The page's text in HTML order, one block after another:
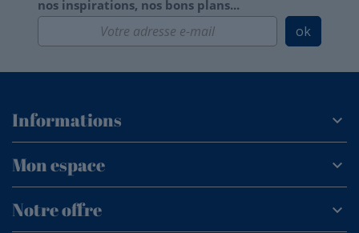
nos inspirations, nos bons plans...
ok
Informations
Mon espace
Notre offre